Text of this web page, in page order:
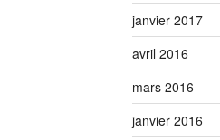
janvier 2017
avril 2016
mars 2016
janvier 2016